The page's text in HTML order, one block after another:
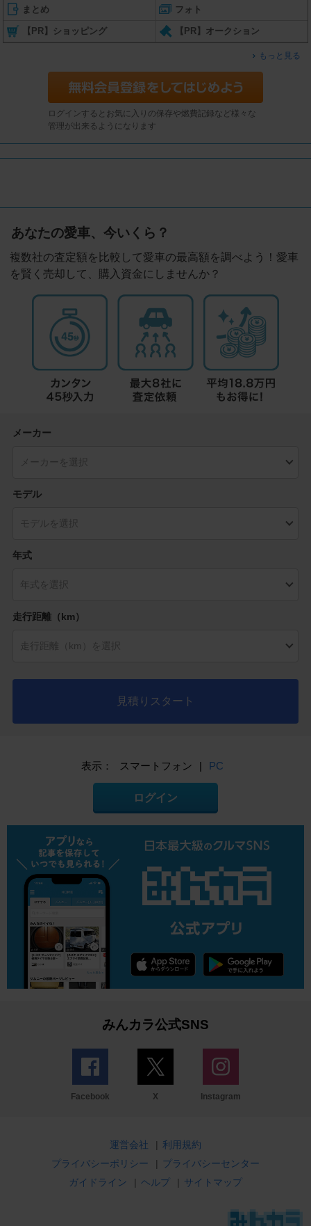
まとめ フォト
【PR】ショッピング 【PR】オークション
もっと見る
ログインするとお気に入りの保存や燃費記録など様々な
管理が出来るようになります
あなたの愛車、今いくら？
複数社の査定額を比較して愛車の最高額を調べよう！愛車
を賢く売却して、購入資金にしませんか？
メーカー
モデル
年式
走行距離（km）
見積りスタート
表示： スマートフォン | PC
ログイン
みんカラ公式SNS
Facebook X Instagram
運営会社 | 利用規約
プライバシーポリシー
| プライバシーセンター
ガイドライン
| ヘルプ | サイトマップ